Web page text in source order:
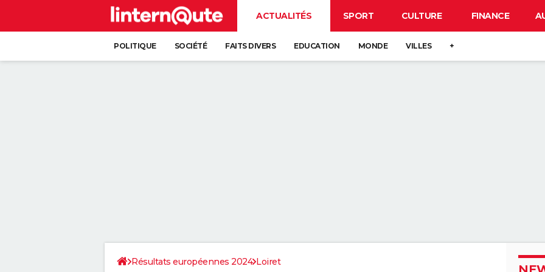
ACTUALITÉS SPORT CULTURE FINANCE
POLITIQUE SOCIÉTÉ FAITS DIVERS EDUCATION MONDE VILLES +
Résultats européennes 2024 Loiret